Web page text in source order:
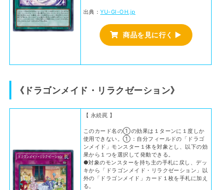
出典：YU-GI-OH.jp
商品を見に行く ▶
《ドラゴンメイド・リラクゼーション》
【 永続罠 】
このカード名の①の効果は１ターンに１度しか
使用できない。①：自分フィールドの「ドラゴ
ンメイド」モンスター１体を対象とし、以下の効
果から１つを選択して発動できる。
●対象のモンスターを持ち主の手札に戻し、デッ
キから「ドラゴンメイド・リラクゼーション」以
外の「ドラゴンメイド」カード１枚を手札に加え
る。